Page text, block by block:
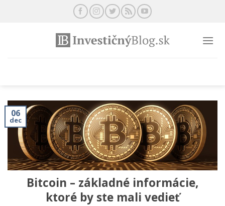
06
dec
Bitcoin – základné informácie,
ktoré by ste mali vedieť